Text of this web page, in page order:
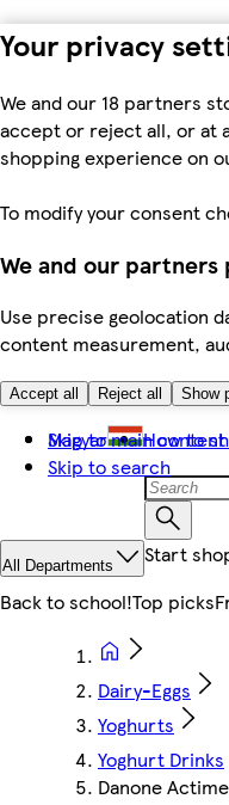
Your privacy
We and our 18 partners
accept or reject all, or at
shopping experience on
To modify your consent
We and our
Use precise geolocation
content measurement,
Accept all Reject all Show
Skip to main content
Skip to search
Magyar How to
All Departments Start
Back to school!Top picks
Dairy-Eggs
Yoghurts
Yoghurt Drinks
Danone